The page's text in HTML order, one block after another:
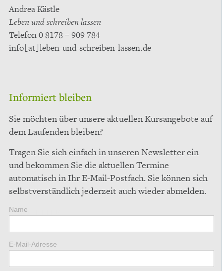
Andrea Kästle
Leben und schreiben lassen
Telefon 0 8178 – 909 784
info[at]leben-und-schreiben-lassen.de
Informiert bleiben
Sie möchten über unsere aktuellen Kursangebote auf
dem Laufenden bleiben?
Tragen Sie sich einfach in unseren Newsletter ein
und bekommen Sie die aktuellen Termine
automatisch in Ihr E-Mail-Postfach. Sie können sich
selbstverständlich jederzeit auch wieder abmelden.
NEWSLETTER
Name
E-Mail-Adresse